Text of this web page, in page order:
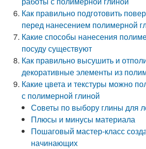
Как правильно подготовить
перед нанесением полимерной
Какие способы нанесения
посуду существуют
Как правильно высушить и
декоративные элементы из
Какие цвета и текстуры можно
с полимерной глиной
Советы по выбору глины для
Плюсы и минусы материала
Пошаговый мастер-класс
начинающих